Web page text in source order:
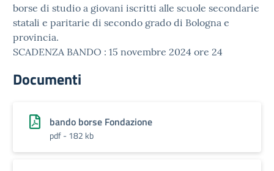
borse di studio a giovani iscritti alle scuole secondarie
statali e paritarie di secondo grado di Bologna e
provincia.
SCADENZA BANDO : 15 novembre 2024 ore 24
Documenti
bando borse Fondazione
pdf - 182 kb